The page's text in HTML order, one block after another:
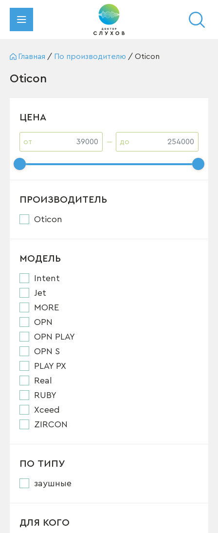
Главная / По производителю / Oticon
Oticon
ЦЕНА
от до
ПРОИЗВОДИТЕЛЬ
Oticon
МОДЕЛЬ
Intent
Jet
MORE
OPN
OPN PLAY
OPN S
PLAY PX
Real
RUBY
Xceed
ZIRCON
ПО ТИПУ
заушные
ДЛЯ КОГО